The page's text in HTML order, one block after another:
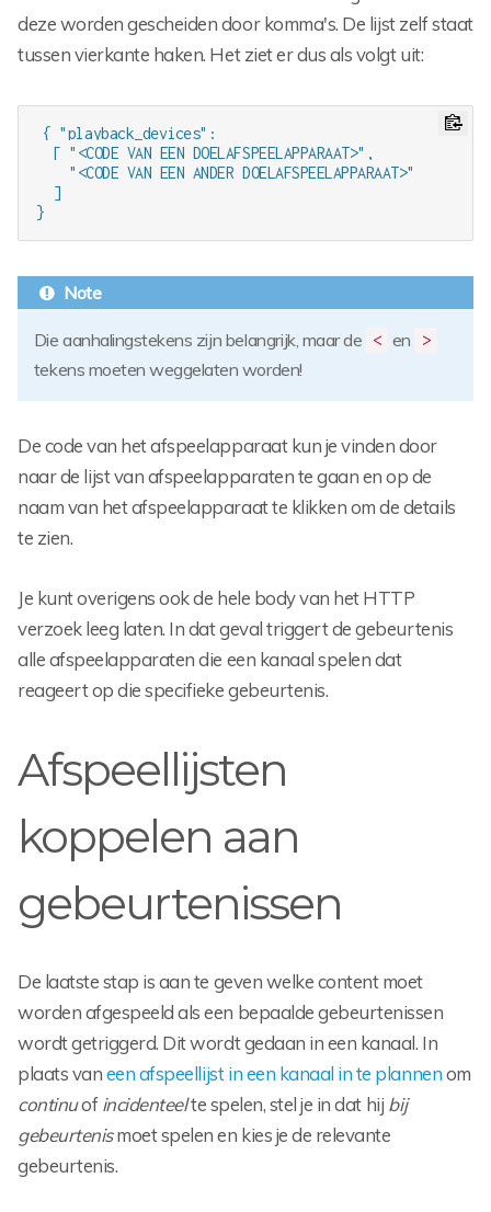
deze worden gescheiden door komma's. De lijst zelf staat
tussen vierkante haken. Het ziet er dus als volgt uit:
{ "playback_devices":
  [ "<CODE VAN EEN DOELAFSPEELAPPARAAT>",
    "<CODE VAN EEN ANDER DOELAFSPEELAPPARAAT>"
  ]
}
Die aanhalingstekens zijn belangrijk, maar de < en >
tekens moeten weggelaten worden!
De code van het afspeelapparaat kun je vinden door
naar de lijst van afspeelapparaten te gaan en op de
naam van het afspeelapparaat te klikken om de details
te zien.
Je kunt overigens ook de hele body van het HTTP
verzoek leeg laten. In dat geval triggert de gebeurtenis
alle afspeelapparaten die een kanaal spelen dat
reageert op die specifieke gebeurtenis.
Afspeellijsten
koppelen aan
gebeurtenissen
De laatste stap is aan te geven welke content moet
worden afgespeeld als een bepaalde gebeurtenissen
wordt getriggerd. Dit wordt gedaan in een kanaal. In
plaats vaneen afspeellijst in een kanaal in te plannenom
continuofincidenteelte spelen, stel je in dat hij bij
gebeurtenismoet spelen en kies je de relevante
gebeurtenis.